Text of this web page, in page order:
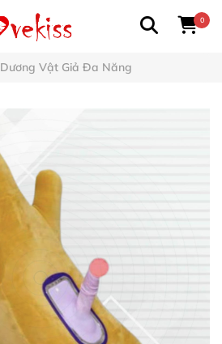
0
Dương Vật Giả Đa Năng